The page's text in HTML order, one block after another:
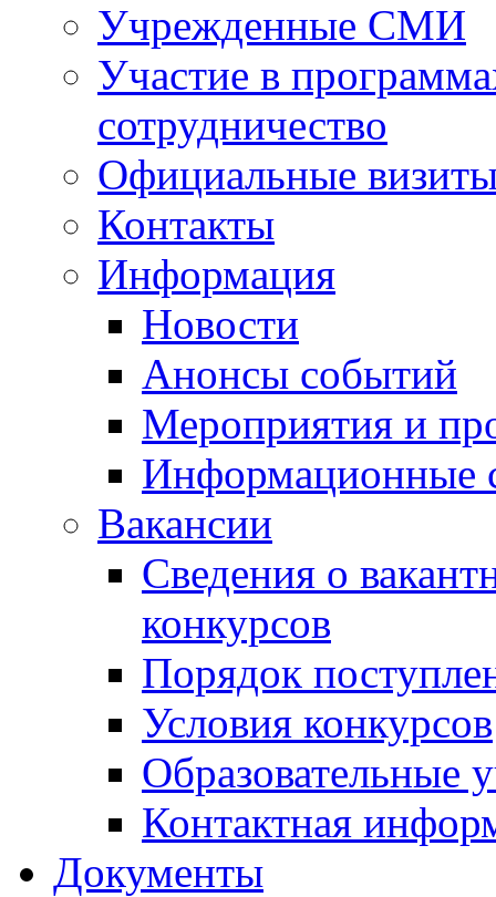
Учрежденные СМИ
Участие в
сотрудничество
Официальные
Контакты
Информация
Новости
Анонсы событий
Мероприятия и
Информационные
Вакансии
Сведения о
конкурсов
Порядок
Условия конкурсов
Образовательные
Контактная
Документы